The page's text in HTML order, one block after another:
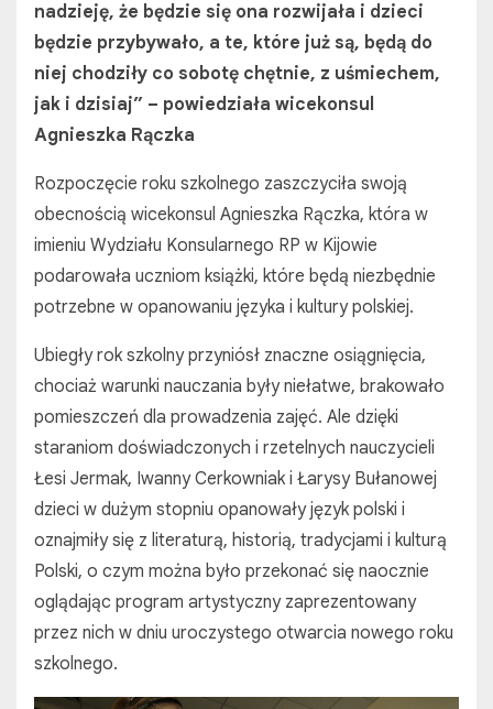
nadzieję, że będzie się ona rozwijała i dzieci
będzie przybywało, a te, które już są, będą do
niej chodziły co sobotę chętnie, z uśmiechem,
jak i dzisiaj” – powiedziała wicekonsul
Agnieszka Rączka
Rozpoczęcie roku szkolnego zaszczyciła swoją
obecnością wicekonsul Agnieszka Rączka, która w
imieniu Wydziału Konsularnego RP w Kijowie
podarowała uczniom książki, które będą niezbędnie
potrzebne w opanowaniu języka i kultury polskiej.
Ubiegły rok szkolny przyniósł znaczne osiągnięcia,
chociaż warunki nauczania były niełatwe, brakowało
pomieszczeń dla prowadzenia zajęć. Ale dzięki
staraniom doświadczonych i rzetelnych nauczycieli
Łesi Jermak, Iwanny Cerkowniak i Łarysy Bułanowej
dzieci w dużym stopniu opanowały język polski i
oznajmiły się z literaturą, historią, tradycjami i kulturą
Polski, o czym można było przekonać się naocznie
oglądając program artystyczny zaprezentowany
przez nich w dniu uroczystego otwarcia nowego roku
szkolnego.